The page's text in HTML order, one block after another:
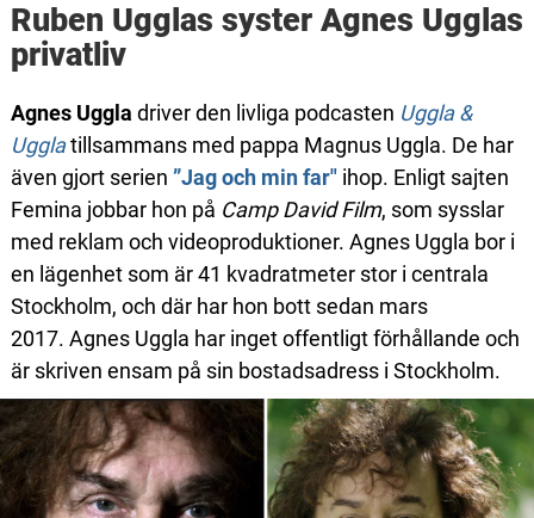
Ruben Ugglas syster Agnes Ugglas
privatliv
Agnes Uggla driver den livliga podcasten Uggla &
Ugglatillsammans med pappa Magnus Uggla. De har
även gjort serien ”Jag och min far"ihop. Enligt sajten
Femina jobbar hon på Camp David Film, som sysslar
med reklam och videoproduktioner. Agnes Uggla bor i
en lägenhet som är 41 kvadratmeter stor i centrala
Stockholm, och där har hon bott sedan mars
2017. Agnes Uggla har inget offentligt förhållande och
är skriven ensam på sin bostadsadress i Stockholm.